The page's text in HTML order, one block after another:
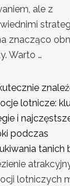
ale z
znacząco
Warto …
lotnicze:
i
podczas
tanich
lotniczych